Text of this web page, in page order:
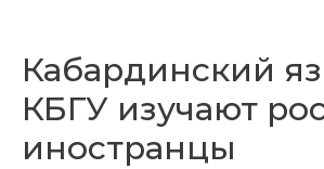
Кабардинский
КБГУ изучают
иностранцы